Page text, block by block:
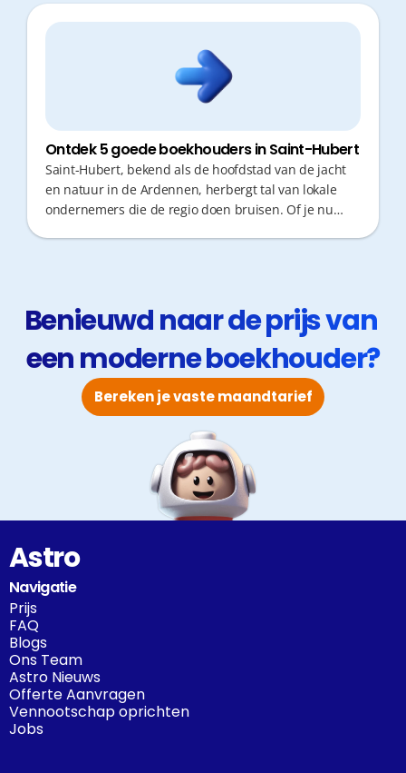
Ontdek 5 goede boekhouders in Saint-Hubert
Saint-Hubert, bekend als de hoofdstad van de jacht
en natuur in de Ardennen, herbergt tal van lokale
ondernemers die de regio doen bruisen. Of je nu
jouw fiscale optimalisatie. In een uitgestrekte regio
wil je bovendien snelle antwoorden zonder uren
onderweg te zijn.
Benieuwd naar de prijs van
een moderne boekhouder?
Bereken je vaste maandtarief
Astro
Navigatie
Prijs
FAQ
Blogs
Ons Team
Astro Nieuws
Offerte Aanvragen
Vennootschap oprichten
Jobs